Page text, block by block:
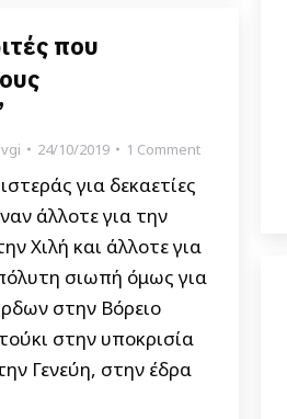
που
24/10/2019 1 Comment
για δεκαετίες
άλλοτε για την
Χιλή και άλλοτε για
σιωπή όμως για
στην Βόρειο
στην υποκρισία
Γενεύη, στην έδρα